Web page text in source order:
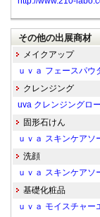
その他の出展商材
メイクアップ
ｕｖａ フェースパウ
クレンジング
uva クレンジングロ
固形石けん
ｕｖａ スキンケアソ
洗顔
ｕｖａ スキンケアソ
基礎化粧品
ｕｖａ モイスチャー